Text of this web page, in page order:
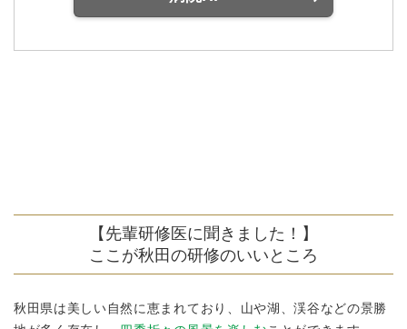
【先輩研修医に聞きました！】
ここが秋田の研修のいいところ
秋田県は美しい自然に恵まれており、山や湖、渓谷などの景勝